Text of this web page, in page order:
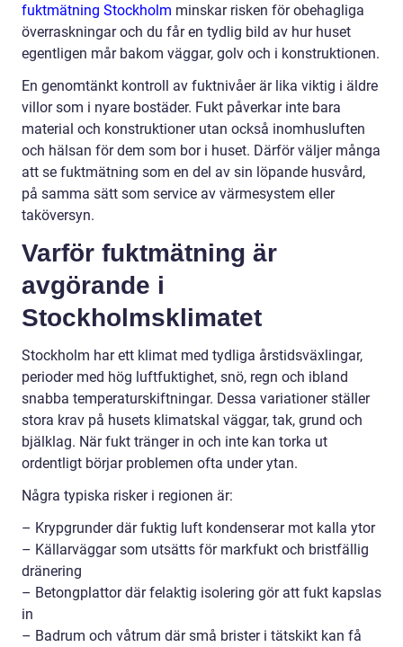
fuktmätning Stockholm minskar risken för obehagliga
överraskningar och du får en tydlig bild av hur huset
egentligen mår bakom väggar, golv och i konstruktionen.
En genomtänkt kontroll av fuktnivåer är lika viktig i äldre
villor som i nyare bostäder. Fukt påverkar inte bara
material och konstruktioner utan också inomhusluften
och hälsan för dem som bor i huset. Därför väljer många
att se fuktmätning som en del av sin löpande husvård,
på samma sätt som service av värmesystem eller
taköversyn.
Varför fuktmätning är
avgörande i
Stockholmsklimatet
Stockholm har ett klimat med tydliga årstidsväxlingar,
perioder med hög luftfuktighet, snö, regn och ibland
snabba temperaturskiftningar. Dessa variationer ställer
stora krav på husets klimatskal väggar, tak, grund och
bjälklag. När fukt tränger in och inte kan torka ut
ordentligt börjar problemen ofta under ytan.
Några typiska risker i regionen är:
– Krypgrunder där fuktig luft kondenserar mot kalla ytor
– Källarväggar som utsätts för markfukt och bristfällig
dränering
– Betongplattor där felaktig isolering gör att fukt kapslas
in
– Badrum och våtrum där små brister i tätskikt kan få